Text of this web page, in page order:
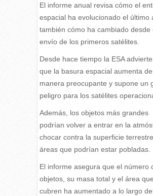
El informe anual revisa cómo el
espacial ha evolucionado el último
también cómo ha cambiado desde
envío de los primeros satélites.
Desde hace tiempo la ESA
que la basura espacial aumenta de
manera preocupante y supone un
peligro para los satélites
Además, los objetos más grandes
podrían volver a entrar en la
chocar contra la superficie
áreas que podrían estar pobladas.
El informe asegura que el número
objetos, su masa total y el área que
cubren ha aumentado a lo largo